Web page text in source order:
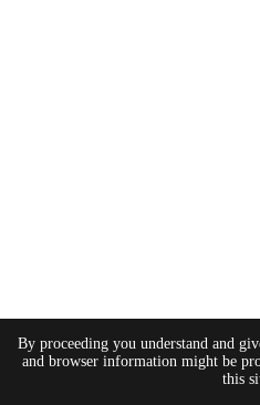
By proceeding you understand and
and browser information might be
this